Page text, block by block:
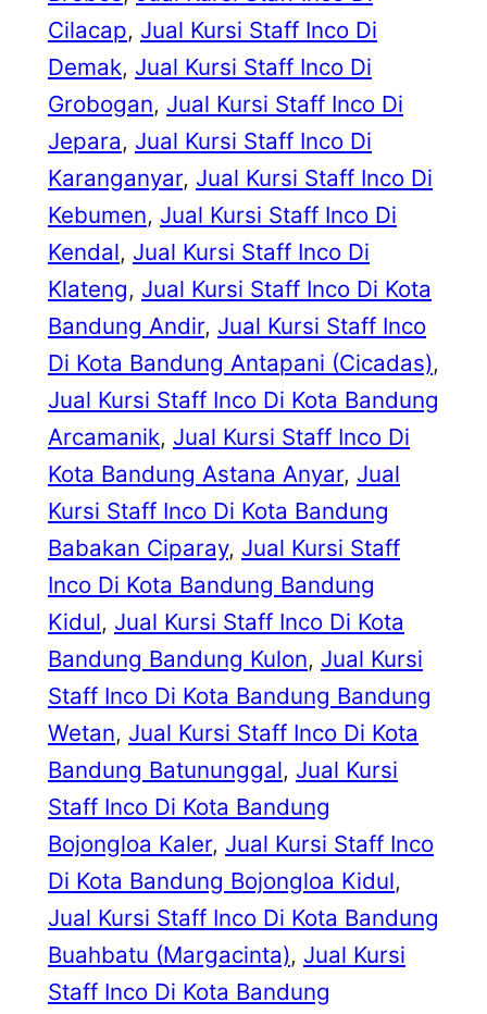
Cilacap, Jual Kursi Staff Inco Di
Demak, Jual Kursi Staff Inco Di
Grobogan, Jual Kursi Staff Inco Di
Jepara, Jual Kursi Staff Inco Di
Karanganyar, Jual Kursi Staff Inco Di
Kebumen, Jual Kursi Staff Inco Di
Kendal, Jual Kursi Staff Inco Di
Klateng, Jual Kursi Staff Inco Di Kota
Bandung Andir, Jual Kursi Staff Inco
Di Kota Bandung Antapani (Cicadas)
Jual Kursi Staff Inco Di Kota Bandung
Arcamanik, Jual Kursi Staff Inco Di
Kota Bandung Astana Anyar, Jual
Kursi Staff Inco Di Kota Bandung
Babakan Ciparay, Jual Kursi Staff
Inco Di Kota Bandung Bandung
Kidul, Jual Kursi Staff Inco Di Kota
Bandung Bandung Kulon, Jual Kursi
Staff Inco Di Kota Bandung Bandung
Wetan, Jual Kursi Staff Inco Di Kota
Bandung Batununggal, Jual Kursi
Staff Inco Di Kota Bandung
Bojongloa Kaler, Jual Kursi Staff Inco
Di Kota Bandung Bojongloa Kidul
Jual Kursi Staff Inco Di Kota Bandung
Buahbatu (Margacinta), Jual Kursi
Staff Inco Di Kota Bandung